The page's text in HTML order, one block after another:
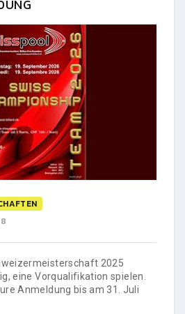
2025
eine Vorqualifikation spielen.
Anmeldung bis am 31. Juli